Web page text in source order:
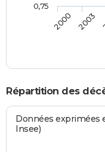
2000 2003
0,75
Répartition des
Données exprimées
Insee)